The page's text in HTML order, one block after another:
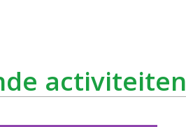
activiteiten